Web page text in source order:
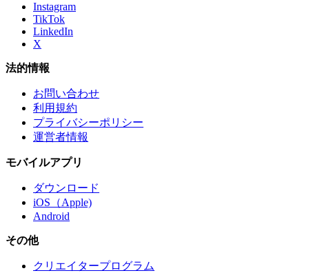
Instagram
TikTok
LinkedIn
X
法的情報
お問い合わせ
利用規約
プライバシーポリシー
運営者情報
モバイルアプリ
ダウンロード
iOS（Apple)
Android
その他
クリエイタープログラム